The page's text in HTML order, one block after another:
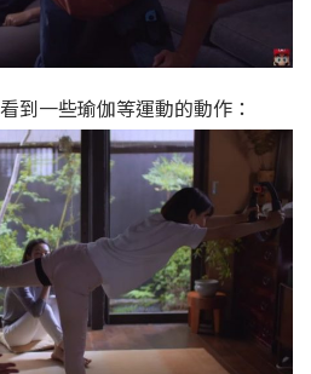
到一些瑜伽等運動的動作：